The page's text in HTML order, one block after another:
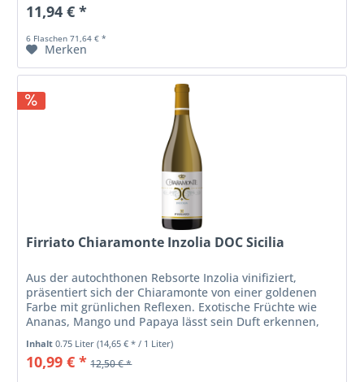
11,94 € *
6 Flaschen 71,64 € *
Merken
Firriato Chiaramonte Inzolia DOC Sicilia
Aus der autochthonen Rebsorte Inzolia vinifiziert,
präsentiert sich der Chiaramonte von einer goldenen
Farbe mit grünlichen Reflexen. Exotische Früchte wie
Ananas, Mango und Papaya lässt sein Duft erkennen,
klar und frisch ist sein...
Inhalt0.75 Liter(14,65 € * / 1 Liter)
10,99 € * 12,50 € *